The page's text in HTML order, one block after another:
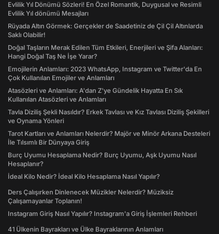
Evlilik Yıl Dönümü Sözleri! En Özel Romantik, Duygusal ve Resimli
Evlilik Yıl dönümü Mesajları
Rüyada Altın Görmek: Gerçekler de Saadetiniz de Çil Çil Altınlarda
Saklı Olabilir!
Doğal Taşların Merak Edilen Tüm Etkileri, Enerjileri ve Şifa Alanları:
Hangi Doğal Taş Ne İşe Yarar?
Emojilerin Anlamları: 2023 WhatsApp, Instagram ve Twitter'da En
Çok Kullanılan Emojiler ve Anlamları
Atasözleri ve Anlamları: A'dan Z'ye Gündelik Hayatta En Sık
Kullanılan Atasözleri ve Anlamları
Tavla Diziliş Şekli Nasıldır? Erkek Tavlası ve Kız Tavlası Diziliş Şekilleri
ve Oynama Yönleri
Tarot Kartları ve Anlamları Nelerdir? Majör ve Minör Arkana Desteleri
İle Tılsımlı Bir Dünyaya Giriş
Burç Uyumu Hesaplama Nedir? Burç Uyumu, Aşk Uyumu Nasıl
Hesaplanır?
İdeal Kilo Nedir? İdeal Kilo Hesaplama Nasıl Yapılır?
Ders Çalışırken Dinlenecek Müzikler Nelerdir? Müziksiz
Çalışamayanlar Toplanın!
Instagram Giriş Nasıl Yapılır? Instagram'a Giriş İşlemleri Rehberi
41 Ülkenin Bayrakları ve Ülke Bayraklarının Anlamları